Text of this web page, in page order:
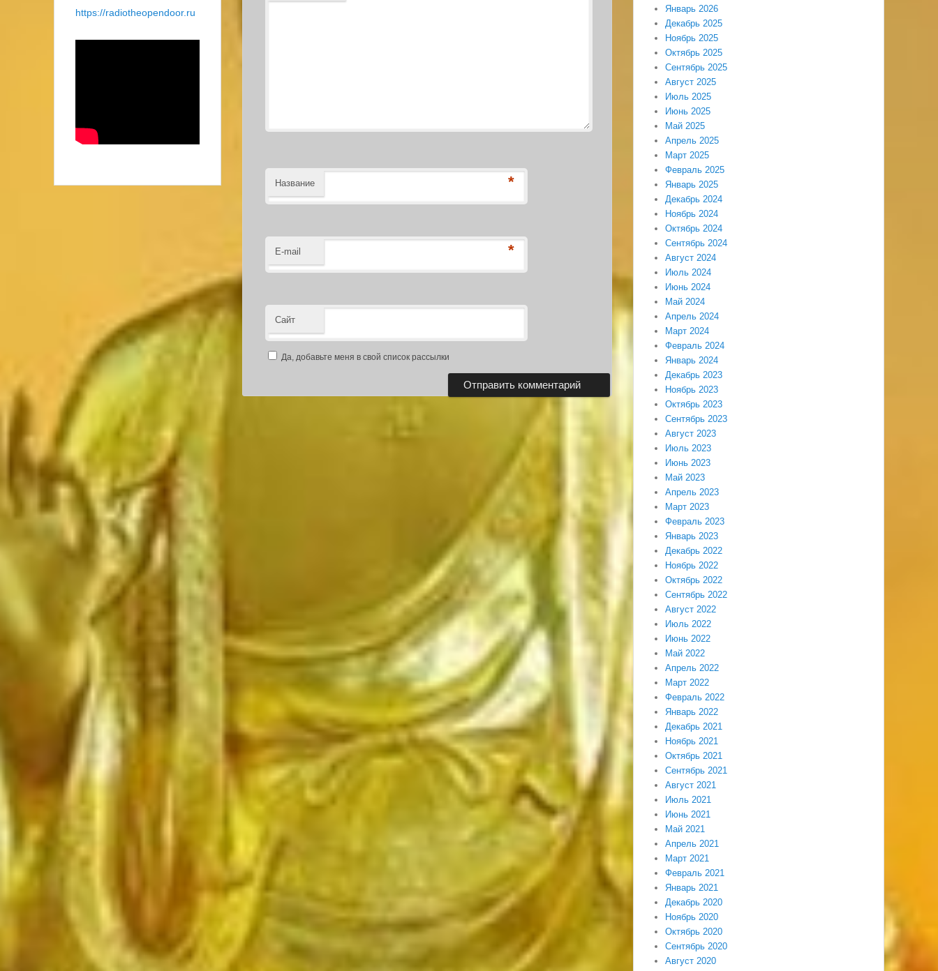
Название *
E-mail *
Сайт
Да, добавьте меня в свой список рассылки
Январь 2026
Декабрь 2025
Ноябрь 2025
Октябрь 2025
Сентябрь 2025
Август 2025
Июль 2025
Июнь 2025
Май 2025
Апрель 2025
Март 2025
Февраль 2025
Январь 2025
Декабрь 2024
Ноябрь 2024
Октябрь 2024
Сентябрь 2024
Август 2024
Июль 2024
Июнь 2024
Май 2024
Апрель 2024
Март 2024
Февраль 2024
Январь 2024
Декабрь 2023
Ноябрь 2023
Октябрь 2023
Сентябрь 2023
Август 2023
Июль 2023
Июнь 2023
Май 2023
Апрель 2023
Март 2023
Февраль 2023
Январь 2023
Декабрь 2022
Ноябрь 2022
Октябрь 2022
Сентябрь 2022
Август 2022
Июль 2022
Июнь 2022
Май 2022
Апрель 2022
Март 2022
Февраль 2022
Январь 2022
Декабрь 2021
Ноябрь 2021
Октябрь 2021
Сентябрь 2021
Август 2021
Июль 2021
Июнь 2021
Май 2021
Апрель 2021
Март 2021
Февраль 2021
Январь 2021
Декабрь 2020
Ноябрь 2020
Октябрь 2020
Сентябрь 2020
Август 2020
https://radiotheopendoor.ru